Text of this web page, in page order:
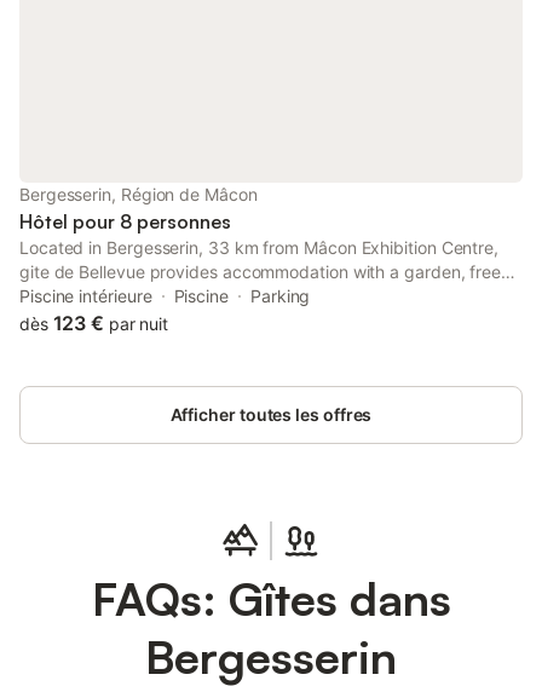
Bergesserin, Région de Mâcon
Hôtel pour 8 personnes
Located in Bergesserin, 33 km from Mâcon Exhibition Centre,
gite de Bellevue provides accommodation with a garden, free
private parking, a shared lounge and a terrace. Featuring family
rooms, this property also provides guests with a barbecue.
Piscine intérieure Piscine
Parking
dès 123 € par nuit
Afficher toutes les offres
FAQs: Gîtes dans
Bergesserin